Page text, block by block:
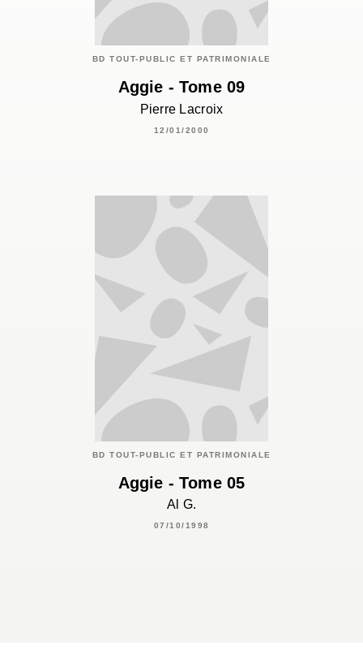
BD TOUT-PUBLIC ET PATRIMONIALE
Aggie - Tome 09
Pierre Lacroix
12/01/2000
BD TOUT-PUBLIC ET PATRIMONIALE
Aggie - Tome 05
Al G.
07/10/1998